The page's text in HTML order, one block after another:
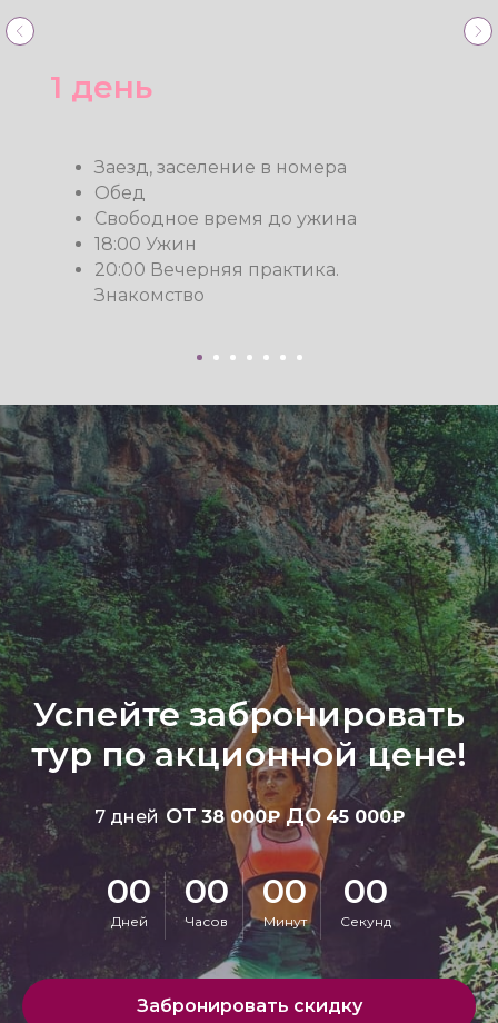
приготовлению чурчхелы и
18:00 Ужин
20:00 Целительные тибетские чаши
Успейте забронировать
тур по акционной цене!
7 днейот 38 000₽до 45 000₽
00
Дней
00
Часов
00
Минут
00
Секунд
Забронировать скидку
Купить в рассрочку на 6 месяцев